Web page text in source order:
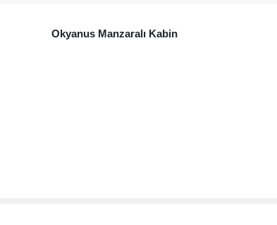
Okyanus Manzaralı Kabin